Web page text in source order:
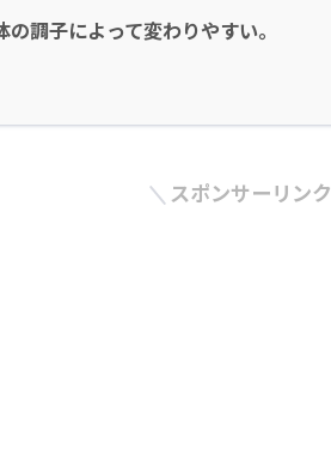
調子によって変わりやすい。
スポンサーリンク